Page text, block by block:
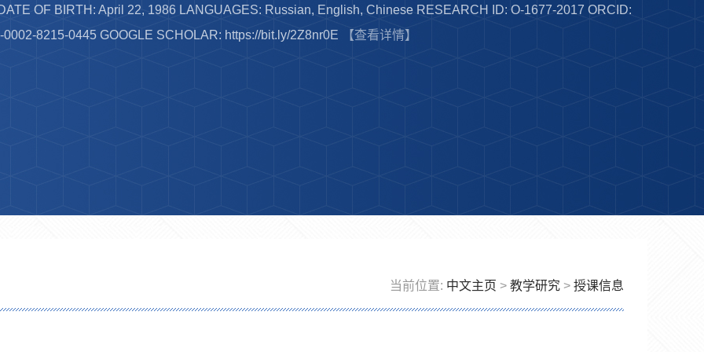
OF BIRTH: April 22, 1986 LANGUAGES: Russian, English, Chinese RESEARCH ID: O-1677-2017 ORCID:
0002-8215-0445 GOOGLE SCHOLAR: https://bit.ly/2Z8nr0E
【查看详情】
当前位置: 中文主页 > 教学研究 > 授课信息